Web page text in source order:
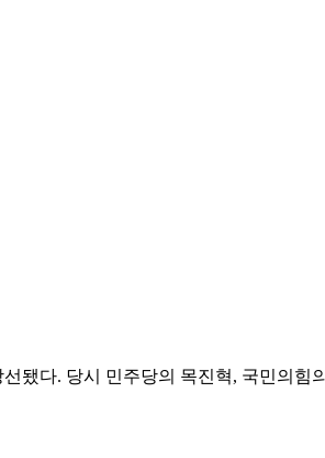
됐다. 당시 민주당의 목진혁, 국민의힘